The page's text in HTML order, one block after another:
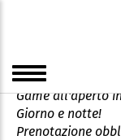
Vieni ad
Game all'aperto
Giorno e notte!
Prenotazione